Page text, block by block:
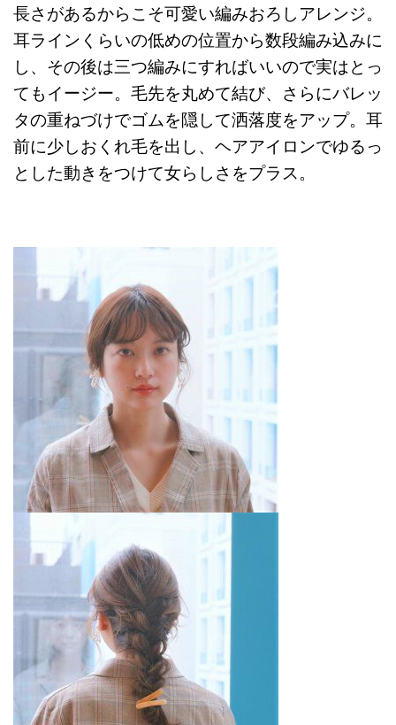
長さがあるからこそ可愛い編みおろしアレンジ。
耳ラインくらいの低めの位置から数段編み込みに
し、その後は三つ編みにすればいいので実はとっ
てもイージー。毛先を丸めて結び、さらにバレッ
タの重ねづけでゴムを隠して洒落度をアップ。耳
前に少しおくれ毛を出し、ヘアアイロンでゆるっ
とした動きをつけて女らしさをプラス。